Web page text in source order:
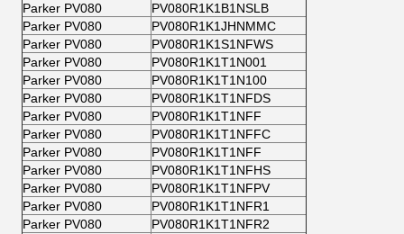
Parker PV080
PV080R1K1B1NSLB
Parker PV080
PV080R1K1JHNMMC
Parker PV080
PV080R1K1S1NFWS
Parker PV080
PV080R1K1T1N001
Parker PV080
PV080R1K1T1N100
Parker PV080
PV080R1K1T1NFDS
Parker PV080
PV080R1K1T1NFF
Parker PV080
PV080R1K1T1NFFC
Parker PV080
PV080R1K1T1NFF
Parker PV080
PV080R1K1T1NFHS
Parker PV080
PV080R1K1T1NFPV
Parker PV080
PV080R1K1T1NFR1
Parker PV080
PV080R1K1T1NFR2